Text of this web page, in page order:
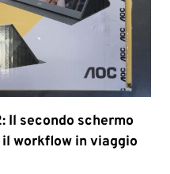
Il secondo schermo
workflow in viaggio